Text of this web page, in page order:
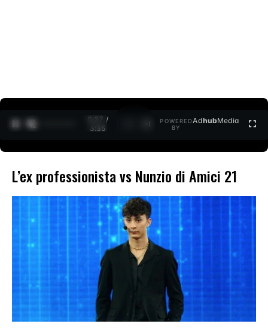
0:28 /
3:35
POWERED
BY
AdhubMedia
L’ex professionista vs Nunzio di Amici 21